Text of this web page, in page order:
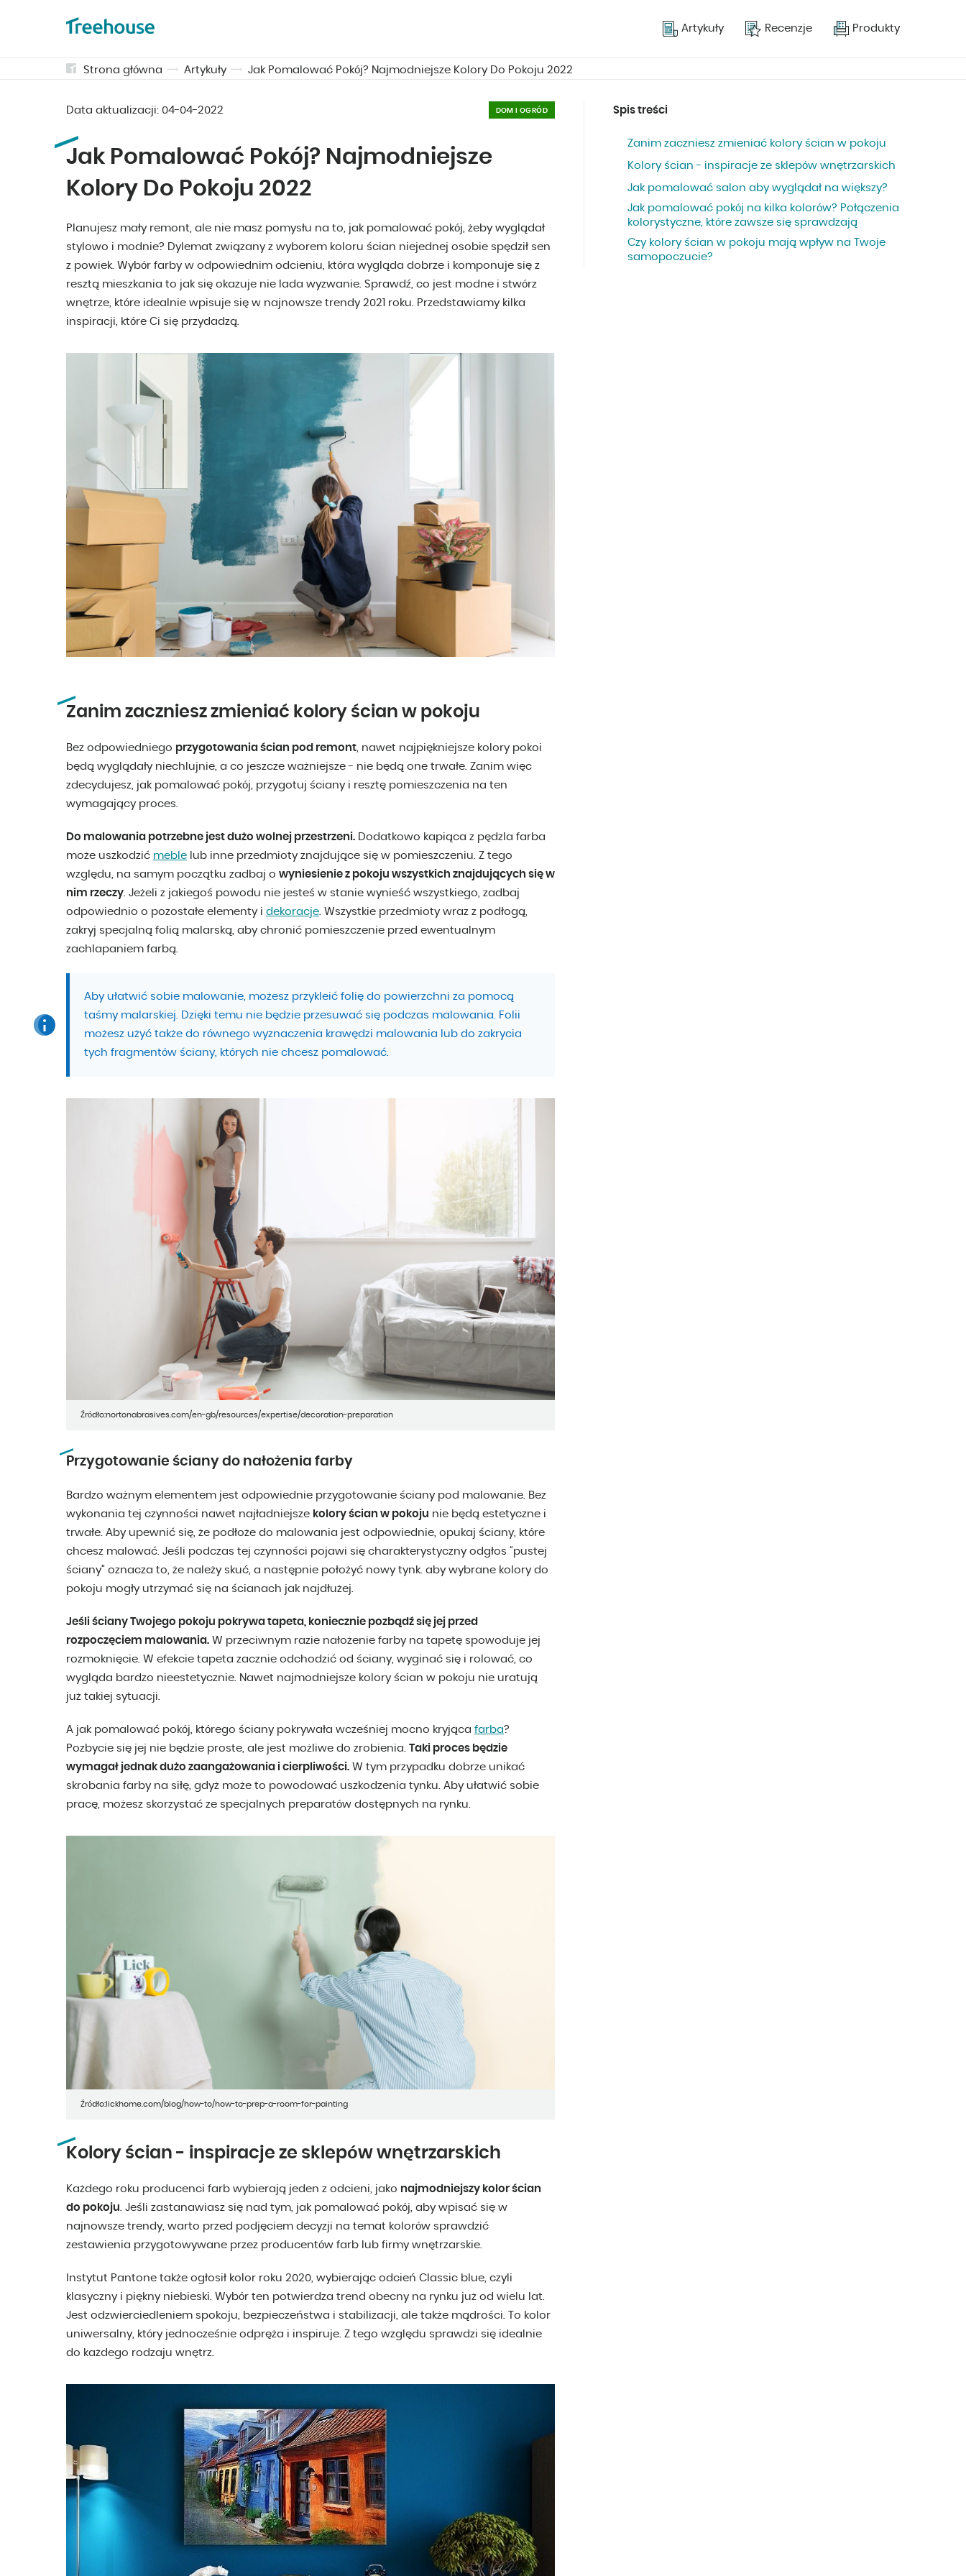
Artykuły Recenzje Produkty
Strona główna Artykuły Jak Pomalować Pokój? Najmodniejsze Kolory Do Pokoju 2022
Data aktualizacji: 04-04-2022 DOM I OGRÓD
Jak Pomalować Pokój? Najmodniejsze
Kolory Do Pokoju 2022
Planujesz mały remont, ale nie masz pomysłu na to, jak pomalować pokój, żeby wyglądał
stylowo i modnie? Dylemat związany z wyborem koloru ścian niejednej osobie spędził sen
z powiek. Wybór farby w odpowiednim odcieniu, która wygląda dobrze i komponuje się z
resztą mieszkania to jak się okazuje nie lada wyzwanie. Sprawdź, co jest modne i stwórz
wnętrze, które idealnie wpisuje się w najnowsze trendy 2021 roku. Przedstawiamy kilka
inspiracji, które Ci się przydadzą.
Zanim zaczniesz zmieniać kolory ścian w pokoju
Bez odpowiedniego przygotowania ścian pod remont, nawet najpiękniejsze kolory pokoi
będą wyglądały niechlujnie, a co jeszcze ważniejsze - nie będą one trwałe. Zanim więc
zdecydujesz, jak pomalować pokój, przygotuj ściany i resztę pomieszczenia na ten
wymagający proces.
Do malowania potrzebne jest dużo wolnej przestrzeni. Dodatkowo kapiąca z pędzla farba
może uszkodzić meble lub inne przedmioty znajdujące się w pomieszczeniu. Z tego
względu, na samym początku zadbaj o wyniesienie z pokoju wszystkich znajdujących się w
nim rzeczy. Jeżeli z jakiegoś powodu nie jesteś w stanie wynieść wszystkiego, zadbaj
odpowiednio o pozostałe elementy i dekoracje. Wszystkie przedmioty wraz z podłogą,
zakryj specjalną folią malarską, aby chronić pomieszczenie przed ewentualnym
zachlapaniem farbą.
Aby ułatwić sobie malowanie, możesz przykleić folię do powierzchni za pomocą
taśmy malarskiej. Dzięki temu nie będzie przesuwać się podczas malowania. Folii
możesz użyć także do równego wyznaczenia krawędzi malowania lub do zakrycia
tych fragmentów ściany, których nie chcesz pomalować.
Źródło:nortonabrasives.com/en-gb/resources/expertise/decoration-preparation
Przygotowanie ściany do nałożenia farby
Bardzo ważnym elementem jest odpowiednie przygotowanie ściany pod malowanie. Bez
wykonania tej czynności nawet najładniejsze kolory ścian w pokoju nie będą estetyczne i
trwałe. Aby upewnić się, że podłoże do malowania jest odpowiednie, opukaj ściany, które
chcesz malować. Jeśli podczas tej czynności pojawi się charakterystyczny odgłos “pustej
ściany” oznacza to, że należy skuć, a następnie położyć nowy tynk. aby wybrane kolory do
pokoju mogły utrzymać się na ścianach jak najdłużej.
Jeśli ściany Twojego pokoju pokrywa tapeta, koniecznie pozbądź się jej przed
rozpoczęciem malowania. W przeciwnym razie nałożenie farby na tapetę spowoduje jej
rozmoknięcie. W efekcie tapeta zacznie odchodzić od ściany, wyginać się i rolować, co
wygląda bardzo nieestetycznie. Nawet najmodniejsze kolory ścian w pokoju nie uratują
już takiej sytuacji.
A jak pomalować pokój, którego ściany pokrywała wcześniej mocno kryjąca farba?
Pozbycie się jej nie będzie proste, ale jest możliwe do zrobienia. Taki proces będzie
wymagał jednak dużo zaangażowania i cierpliwości. W tym przypadku dobrze unikać
skrobania farby na siłę, gdyż może to powodować uszkodzenia tynku. Aby ułatwić sobie
pracę, możesz skorzystać ze specjalnych preparatów dostępnych na rynku.
Źródło:lickhome.com/blog/how-to/how-to-prep-a-room-for-painting
Kolory ścian - inspiracje ze sklepów wnętrzarskich
Każdego roku producenci farb wybierają jeden z odcieni, jako najmodniejszy kolor ścian
do pokoju. Jeśli zastanawiasz się nad tym, jak pomalować pokój, aby wpisać się w
najnowsze trendy, warto przed podjęciem decyzji na temat kolorów sprawdzić
zestawienia przygotowywane przez producentów farb lub firmy wnętrzarskie.
Instytut Pantone także ogłosił kolor roku 2020, wybierając odcień Classic blue, czyli
klasyczny i piękny niebieski. Wybór ten potwierdza trend obecny na rynku już od wielu lat.
Jest odzwierciedleniem spokoju, bezpieczeństwa i stabilizacji, ale także mądrości. To kolor
uniwersalny, który jednocześnie odpręża i inspiruje. Z tego względu sprawdzi się idealnie
do każdego rodzaju wnętrz.
Spis treści
Zanim zaczniesz zmieniać kolory ścian w pokoju
Kolory ścian - inspiracje ze sklepów wnętrzarskich
Jak pomalować salon aby wyglądał na większy?
Jak pomalować pokój na kilka kolorów? Połączenia
kolorystyczne, które zawsze się sprawdzają
Czy kolory ścian w pokoju mają wpływ na Twoje
samopoczucie?